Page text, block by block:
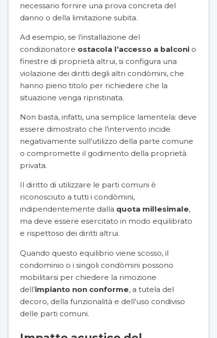
necessario fornire una prova concreta del
danno o della limitazione subita.
Ad esempio, se l’installazione del
condizionatore ostacola l’accesso a balconi o
finestre di proprietà altrui, si configura una
violazione dei diritti degli altri condòmini, che
hanno pieno titolo per richiedere che la
situazione venga ripristinata.
Non basta, infatti, una semplice lamentela: deve
essere dimostrato che l’intervento incide
negativamente sull’utilizzo della parte comune
o compromette il godimento della proprietà
privata.
Il diritto di utilizzare le parti comuni è
riconosciuto a tutti i condòmini,
indipendentemente dalla quota millesimale,
ma deve essere esercitato in modo equilibrato
e rispettoso dei diritti altrui.
Quando questo equilibrio viene scosso, il
condominio o i singoli condòmini possono
mobilitarsi per chiedere la rimozione
dell’impianto non conforme, a tutela del
decoro, della funzionalità e dell’uso condiviso
delle parti comuni.